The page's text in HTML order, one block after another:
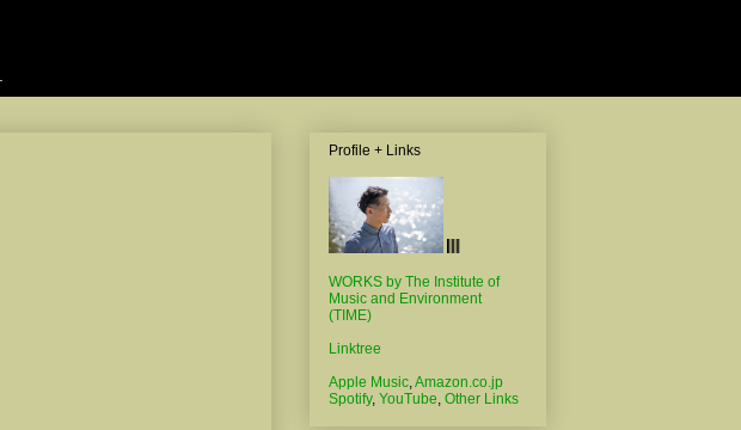
Profile + Links
WORKS by The Institute of
Music and Environment
(TIME)
Linktree
Apple Music,Amazon.co.jp
Spotify, YouTube, Other Links